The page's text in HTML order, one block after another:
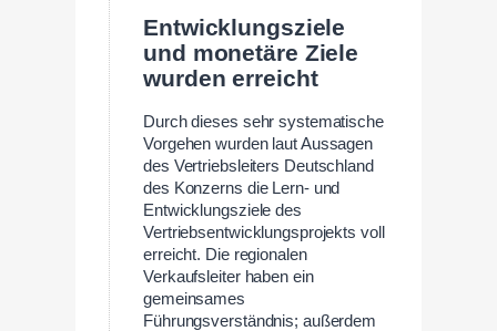
Entwicklungsziele
und monetäre Ziele
wurden erreicht
Durch dieses sehr systematische
Vorgehen wurden laut Aussagen
des Vertriebsleiters Deutschland
des Konzerns die Lern- und
Entwicklungsziele des
Vertriebsentwicklungsprojekts voll
erreicht. Die regionalen
Verkaufsleiter haben ein
gemeinsames
Führungsverständnis; außerdem